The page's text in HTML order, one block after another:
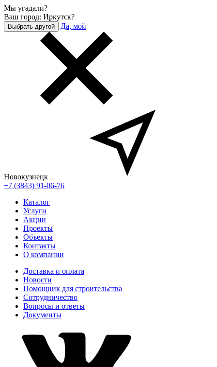
Мы угадали?
Ваш город: Иркутск?
Выбрать другой Да, мой
Новокузнецк
+7 (3843) 91-06-76
Каталог
Услуги
Акции
Проекты
Объекты
Контакты
О компании
Доставка и оплата
Новости
Помощник для строительства
Сотрудничество
Вопросы и ответы
Документы